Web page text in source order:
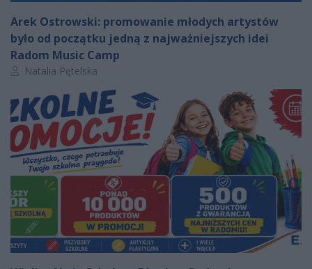
Arek Ostrowski: promowanie młodych artystów
było od początku jedną z najważniejszych idei
Radom Music Camp
Autor artykułu:
Natalia Pętelska